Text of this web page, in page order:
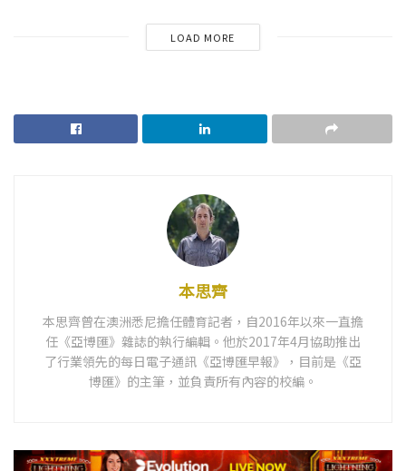
LOAD MORE
本思齊
本思齊曾在澳洲悉尼擔任體育記者，自2016年以來一直擔
任《亞博匯》雜誌的執行編輯。他於2017年4月協助推出
了行業領先的每日電子通訊《亞博匯早報》，目前是《亞
博匯》的主筆，並負責所有內容的校編。